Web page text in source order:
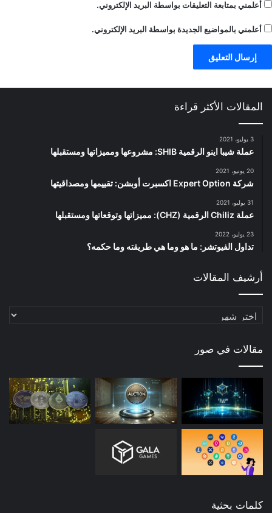
أعلمني بمتابعة التعليقات بواسطة البريد الإلكتروني.
أعلمني بالمواضيع الجديدة بواسطة البريد الإلكتروني.
المقالات الأكثر قراءة
3 يوليو، 2021
عملة شيبا اينو الرقمية SHIB: مشروعها ومميزاتها ومستقبلها
20 يونيو، 2021
شركة Expert Option اكسبرت أوبشن: تقييمها ومصداقيتها
31 يوليو، 2021
عملة Chiliz الرقمية (CHZ): مميزاتها وتوقعاتها ومستقبلها
23 يوليو، 2022
تداول الفيوتشر: ما هو وما هي طريقته وما حكمه؟
أرشيف المقالات
أرشيف
مقالات في صور
كلمات بحثية